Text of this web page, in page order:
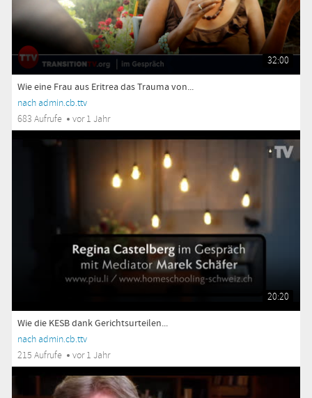
32:00
Wie eine Frau aus Eritrea das Trauma von...
nach admin.cb.ttv
683 Aufrufe
vor 1 Jahr
20:20
Wie die KESB dank Gerichtsurteilen...
nach admin.cb.ttv
215 Aufrufe
vor 1 Jahr